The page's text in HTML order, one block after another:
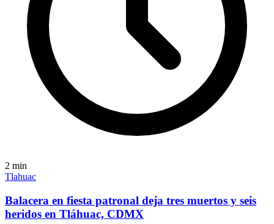
2 min
Tlahuac
Balacera en fiesta patronal deja tres muertos y seis
heridos en Tláhuac, CDMX